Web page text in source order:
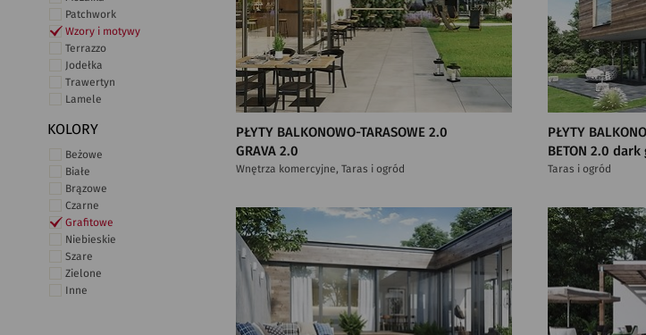
Patchwork
Wzory i motywy
Terrazzo
Jodełka
Trawertyn
Lamele
KOLORY
Beżowe
Białe
Brązowe
Czarne
Grafitowe
Niebieskie
Szare
Zielone
Inne
PŁYTY BALKONOWO-TARASOWE 2.0
GRAVA 2.0
Wnętrza komercyjne, Taras i ogród
PŁYTY
BETON 2.0 dark
Taras i ogród